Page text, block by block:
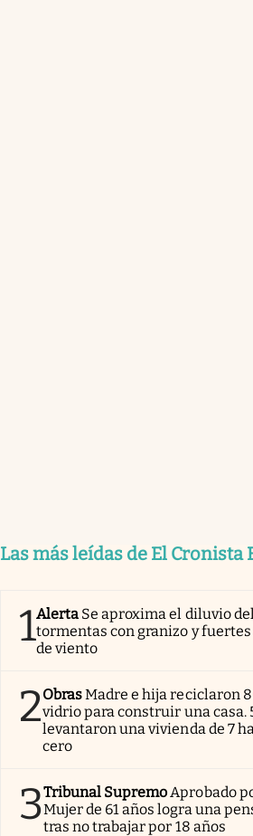
Las más leídas de El Cronista
1Alerta Se aproxima el diluvio
tormentas con granizo y
de viento
2ObrasMadre e hija reciclaron
vidrio para construir una casa.
levantaron una vivienda de 7
cero
3Tribunal Supremo Aprobado
Mujer de 61 años logra una
tras no trabajar por 18 años